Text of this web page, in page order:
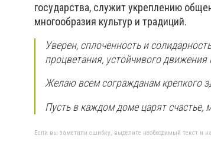
государства, служит укреплению
многообразия культур и традиций.
Уверен, сплоченность и
процветания, устойчивого
Желаю всем согражданам крепкого
Пусть в каждом доме царят счастье,
Если вы заметили ошибку, выделите необходимый текст и